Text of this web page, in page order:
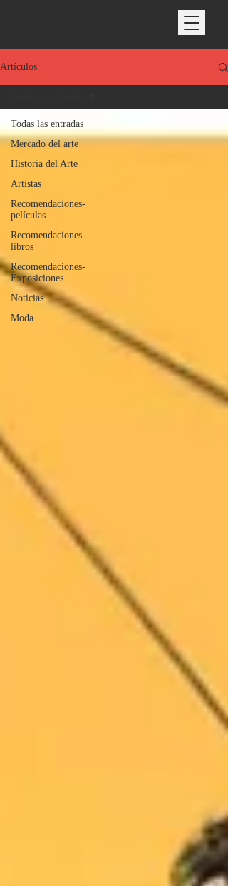
Artículos
Todas las entradas
Mercado del arte
Historia del Arte
Artistas
Recomendaciones-
películas
Recomendaciones-
libros
Recomendaciones-
Exposiciones
Noticias
Moda